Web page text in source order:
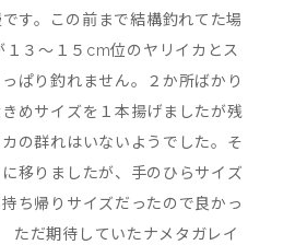
す。この前まで結構釣れてた場
１３～１５cm位のヤリイカとス
ぱり釣れません。２か所ばかり
めサイズを１本揚げましたが残
の群れはいないようでした。そ
移りましたが、手のひらサイズ
ち帰りサイズだったので良かっ
だ期待していたナメタガレイ